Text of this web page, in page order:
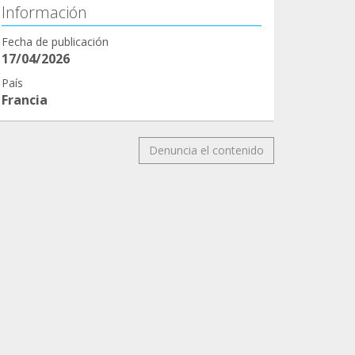
Información
Fecha de publicación
17/04/2026
País
Francia
Denuncia el contenido